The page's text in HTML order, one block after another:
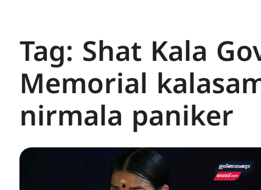
Tag: Shat Kala
Memorial
nirmala paniker